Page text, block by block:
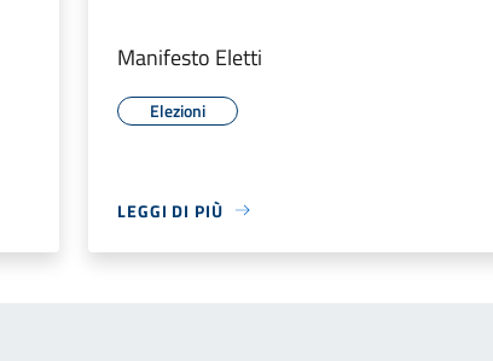
Manifesto Eletti
Elezioni
LEGGI DI PIÙ